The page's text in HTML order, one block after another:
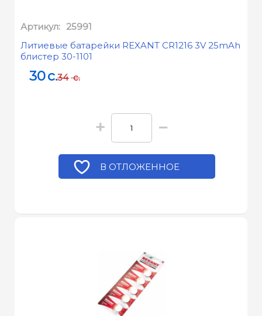
Артикул: 25991
Литиевые батарейки REXANT CR1216 3V 25mAh
блистер 30-1101
30c.34 c.
+ −
В ОТЛОЖЕННОЕ